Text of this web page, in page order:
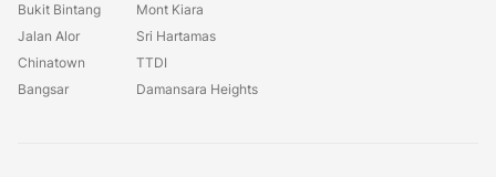
Bukit Bintang
Jalan Alor
Chinatown
Bangsar
Mont Kiara
Sri Hartamas
TTDI
Damansara Heights